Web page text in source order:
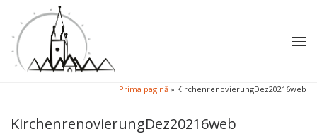
Sari la conținut
Prima pagină » KirchenrenovierungDez20216web
KirchenrenovierungDez20216web